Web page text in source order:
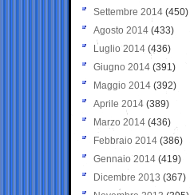
Settembre 2014 (450)
Agosto 2014 (433)
Luglio 2014 (436)
Giugno 2014 (391)
Maggio 2014 (392)
Aprile 2014 (389)
Marzo 2014 (436)
Febbraio 2014 (386)
Gennaio 2014 (419)
Dicembre 2013 (367)